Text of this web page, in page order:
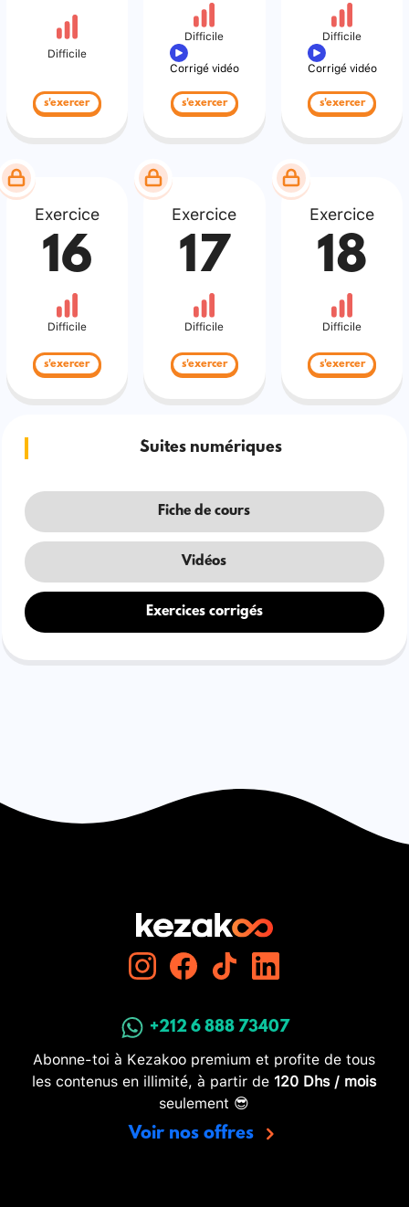
Difficile
s'exercer
Difficile
Corrigé vidéo
s'exercer
Difficile
Corrigé vidéo
s'exercer
Exercice
16
Difficile
s'exercer
Exercice
17
Difficile
s'exercer
Exercice
18
Difficile
s'exercer
Suites numériques
Fiche de cours
Vidéos
Exercices corrigés
+212 6 888 73407
Abonne-toi à Kezakoo premium et profite de tous
les contenus en illimité, à partir de 120 Dhs / mois
seulement 😎
Voir nos offres